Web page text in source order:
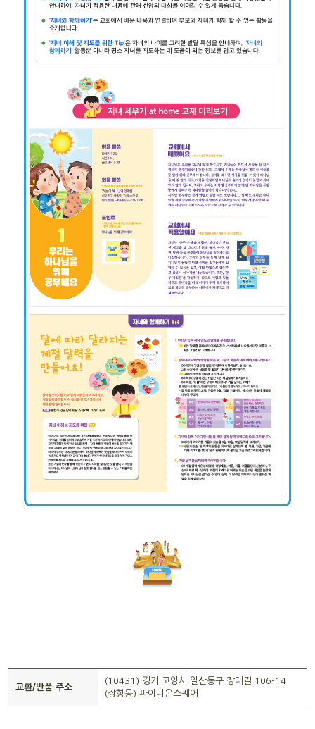
교환/반품 주소
(10431) 경기 고양시 일산동구 장대길 106-14
(장항동) 파이디온스퀘어